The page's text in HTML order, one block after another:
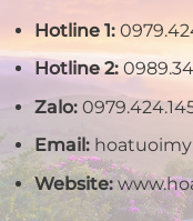
Hotline 1:
Hotline 2:
Zalo:
Email:
Website: